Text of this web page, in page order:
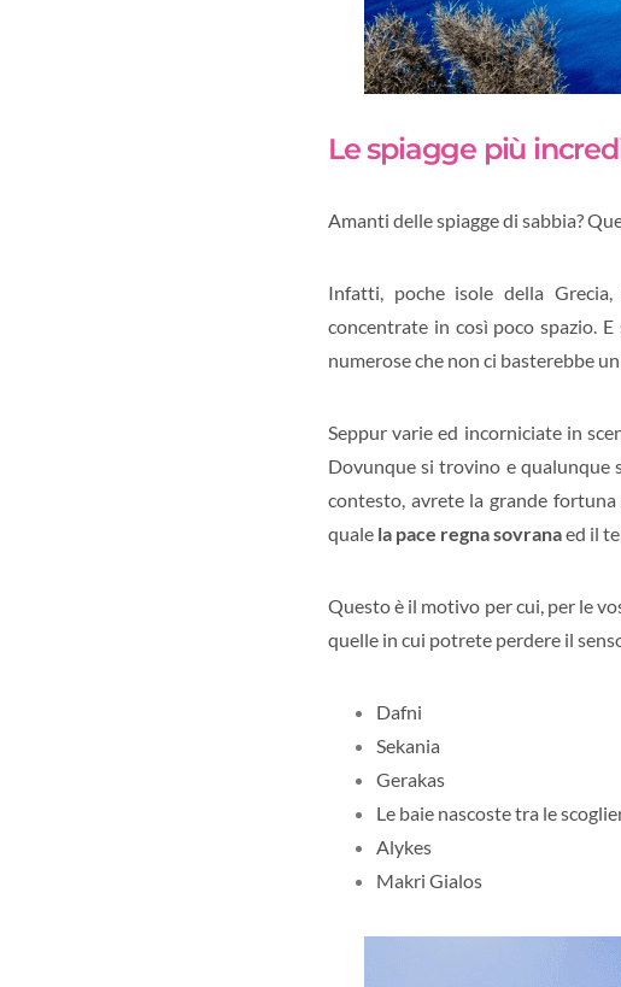
Le spiagge più
Amanti delle spiagge di sabbia?
Infatti, poche isole della
concentrate in così poco spazio.
numerose che non ci basterebbe
Seppur varie ed incorniciate in
Dovunque si trovino e qualunque
contesto, avrete la grande
quale la pace regna sovranaed il
Questo è il motivo per cui, per le
quelle in cui potrete perdere il
Dafni
Sekania
Gerakas
Le baie nascoste tra le
Alykes
Makri Gialos